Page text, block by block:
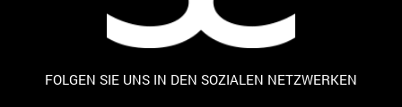
FOLGEN SIE UNS IN DEN SOZIALEN NETZWERKEN